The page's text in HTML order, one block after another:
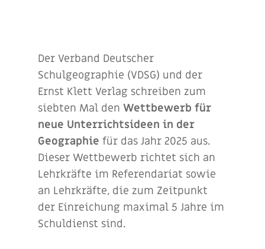
Der Verband Deutscher
Schulgeographie (VDSG) und der
Ernst Klett Verlag schreiben zum
siebten Mal den Wettbewerb für
neue Unterrichtsideen in der
Geographie für das Jahr 2025 aus.
Dieser Wettbewerb richtet sich an
Lehrkräfte im Referendariat sowie
an Lehrkräfte, die zum Zeitpunkt
der Einreichung maximal 5 Jahre im
Schuldienst sind.